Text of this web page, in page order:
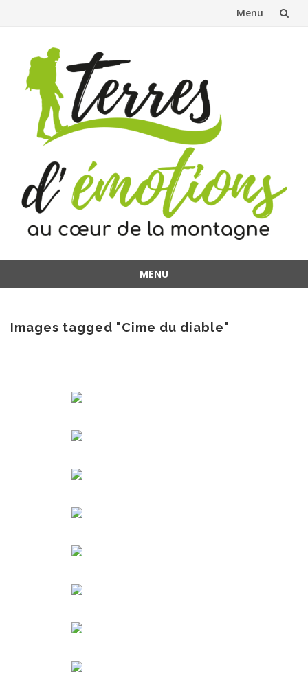
Menu
contenu
MENU
contenu
Images tagged "Cime du diable"